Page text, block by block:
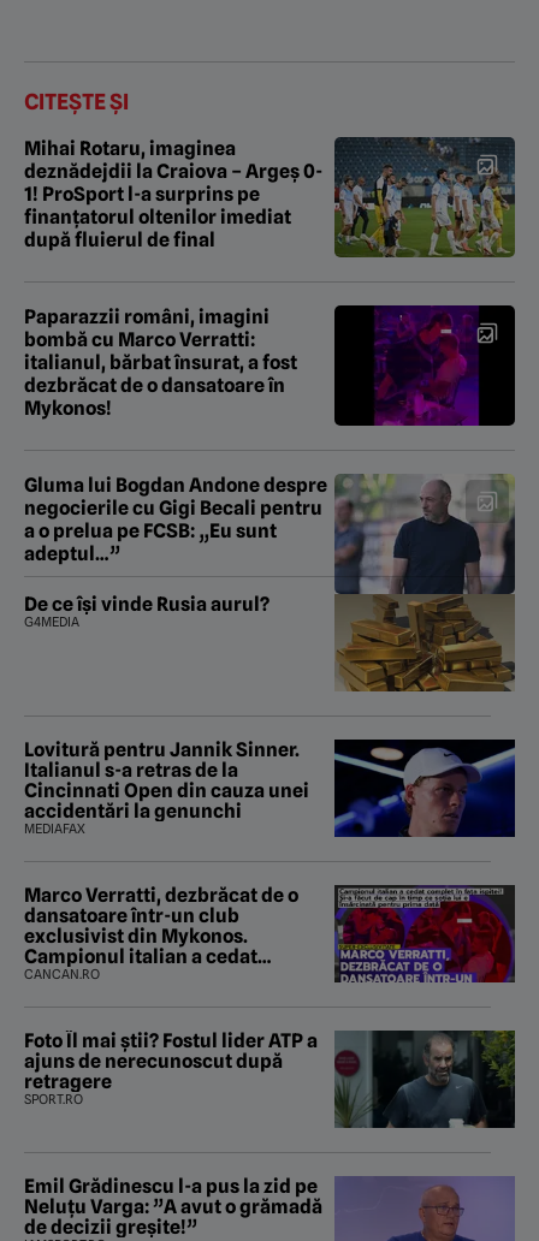
CITEȘTE ȘI
Mihai Rotaru, imaginea
deznădejdii la Craiova – Argeș 0-
1! ProSport l-a surprins pe
finanțatorul oltenilor imediat
după fluierul de final
Paparazzii români, imagini
bombă cu Marco Verratti:
italianul, bărbat însurat, a fost
dezbrăcat de o dansatoare în
Mykonos!
Gluma lui Bogdan Andone despre
negocierile cu Gigi Becali pentru
a o prelua pe FCSB: „Eu sunt
adeptul…”
De ce își vinde Rusia aurul?
G4MEDIA
Lovitură pentru Jannik Sinner.
Italianul s-a retras de la
Cincinnati Open din cauza unei
accidentări la genunchi
MEDIAFAX
Marco Verratti, dezbrăcat de o
dansatoare într-un club
exclusivist din Mykonos.
Campionul italian a cedat
complet în fața ispitei!
CANCAN.RO
Foto Îl mai știi? Fostul lider ATP a
ajuns de nerecunoscut după
retragere
SPORT.RO
Emil Grădinescu l-a pus la zid pe
Neluțu Varga: ”A avut o grămadă
de decizii greșite!”